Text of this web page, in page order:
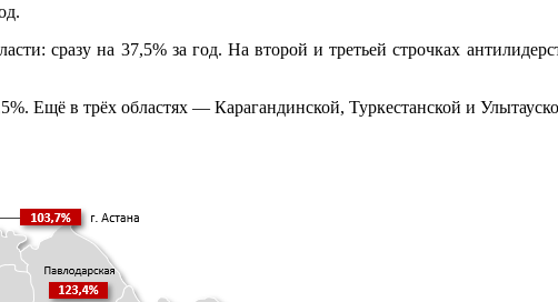
сразу на 37,5% за год. На второй и третьей строчках
Ещё в трёх областях — Карагандинской, Туркестанской и